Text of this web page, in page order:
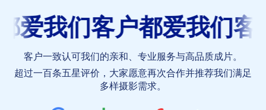
客
户
我
们
我们客户都爱我们客
客户一致认可我们的亲和、专业服务与高品质成片。
超过一百条五星评价，大家愿意再次合作并推荐我们满足
多样摄影需求。